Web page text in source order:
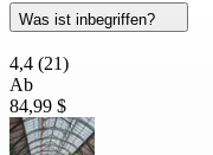
Was ist inbegriffen?
4,4 (21)
Ab
84,99 $